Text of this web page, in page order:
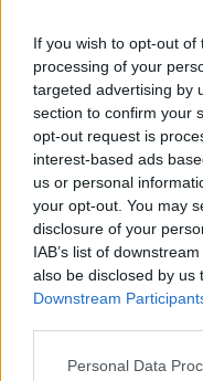
If you wish to opt-out
processing of your
targeted advertising by
section to confirm your
opt-out request is
interest-based ads
us or personal
your opt-out. You may
disclosure of your
IAB’s list of
also be disclosed by us
Downstream
Personal Data